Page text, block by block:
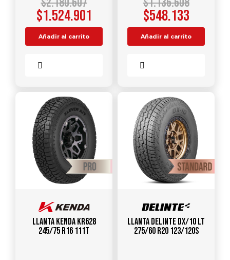
$1.524.901
Añadir al carrito
$548.133
Añadir al carrito
Llanta KENDA KR628
245/75 R16 111T
Llanta DELINTE DX/10 LT
275/60 R20 123/120S